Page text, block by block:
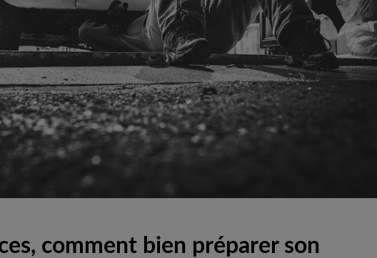
comment bien préparer son